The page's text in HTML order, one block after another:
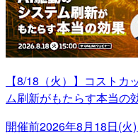
【8/18（火）】コスト
ム刷新がもたらす本当の
開催前2026年8月18日(火